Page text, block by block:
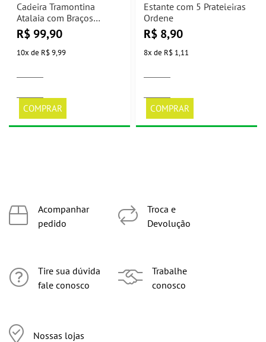
Cadeira Tramontina
Atalaia com Braços
Branca Tramontina
R$ 99,90
10x de R$ 9,99
COMPRAR
Estante com 5 Prateleiras
Ordene
R$ 8,90
8x de R$ 1,11
COMPRAR
Acompanhar
pedido
Tire sua dúvida
fale conosco
Nossas lojas
Troca e
Devolução
Trabalhe
conosco